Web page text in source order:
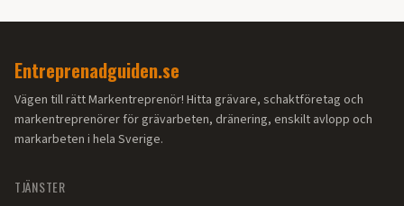
Entreprenadguiden.se
Vägen till rätt Markentreprenör! Hitta grävare, schaktföretag och
markentreprenörer för grävarbeten, dränering, enskilt avlopp och
markarbeten i hela Sverige.
TJÄNSTER